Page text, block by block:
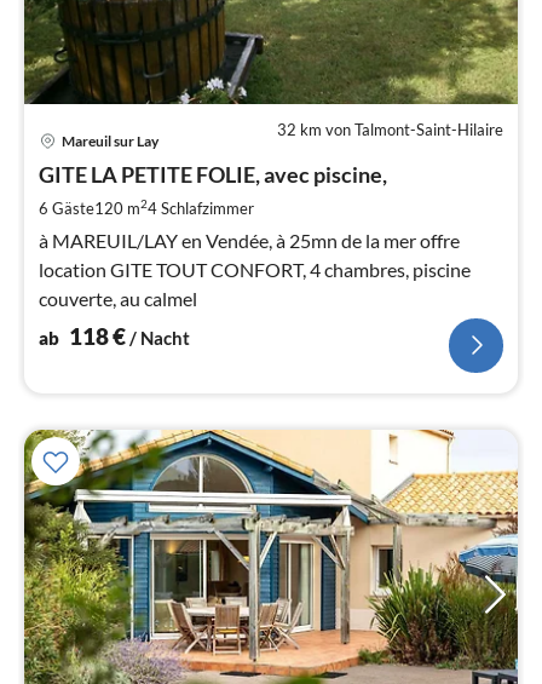
32 km von Talmont-Saint-Hilaire
Mareuil sur Lay
GITE LA PETITE FOLIE, avec piscine,
6 Gäste120 m24Schlafzimmer
à MAREUIL/LAY en Vendée, à 25mn de la mer offre
location GITE TOUT CONFORT, 4 chambres, piscine
couverte, au calmel
ab 118€/ Nacht